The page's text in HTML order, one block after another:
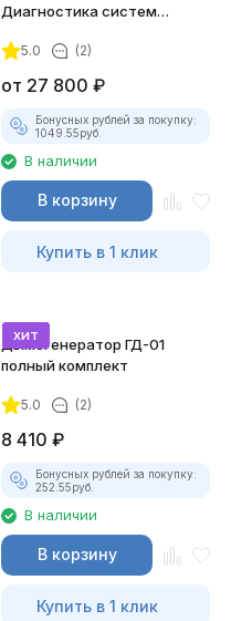
Диагностика систем
5.0 (2)
от 27 800 ₽
Бонусных рублей за покупку:
1049.55руб.
В наличии
В корзину
Купить в 1 клик
хит
Дымогенератор ГД-01
полный комплект
5.0 (2)
8 410 ₽
Бонусных рублей за покупку:
252.55руб.
В наличии
В корзину
Купить в 1 клик